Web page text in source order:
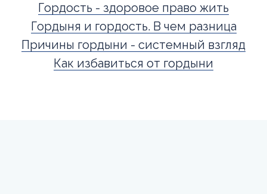
Гордость - здоровое право жить
Гордыня и гордость. В чем разница
Причины гордыни - системный взгляд
Как избавиться от гордыни